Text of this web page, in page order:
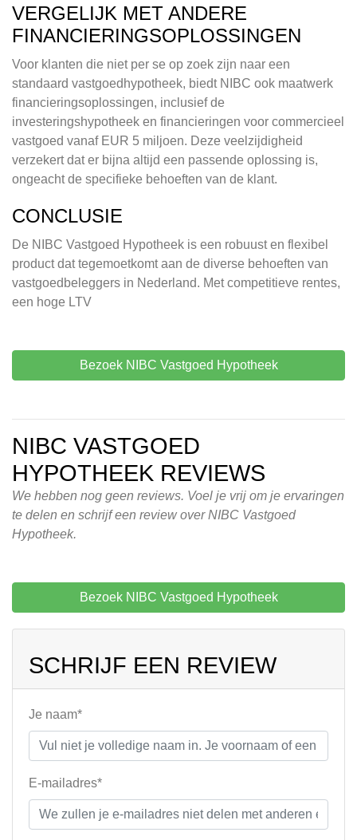
VERGELIJK MET ANDERE
FINANCIERINGSOPLOSSINGEN
Voor klanten die niet per se op zoek zijn naar een
standaard vastgoedhypotheek, biedt NIBC ook maatwerk
financieringsoplossingen, inclusief de
investeringshypotheek en financieringen voor commercieel
vastgoed vanaf EUR 5 miljoen. Deze veelzijdigheid
verzekert dat er bijna altijd een passende oplossing is,
ongeacht de specifieke behoeften van de klant.
CONCLUSIE
De NIBC Vastgoed Hypotheek is een robuust en flexibel
product dat tegemoetkomt aan de diverse behoeften van
vastgoedbeleggers in Nederland. Met competitieve rentes,
een hoge LTV
Bezoek NIBC Vastgoed Hypotheek
NIBC VASTGOED
HYPOTHEEK REVIEWS
We hebben nog geen reviews. Voel je vrij om je ervaringen
te delen en schrijf een review over NIBC Vastgoed
Hypotheek.
Bezoek NIBC Vastgoed Hypotheek
SCHRIJF EEN REVIEW
Je naam*
E-mailadres*